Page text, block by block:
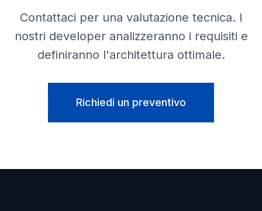
Contattaci per una valutazione tecnica. I
nostri developer analizzeranno i requisiti e
definiranno l'architettura ottimale.
Richiedi un preventivo